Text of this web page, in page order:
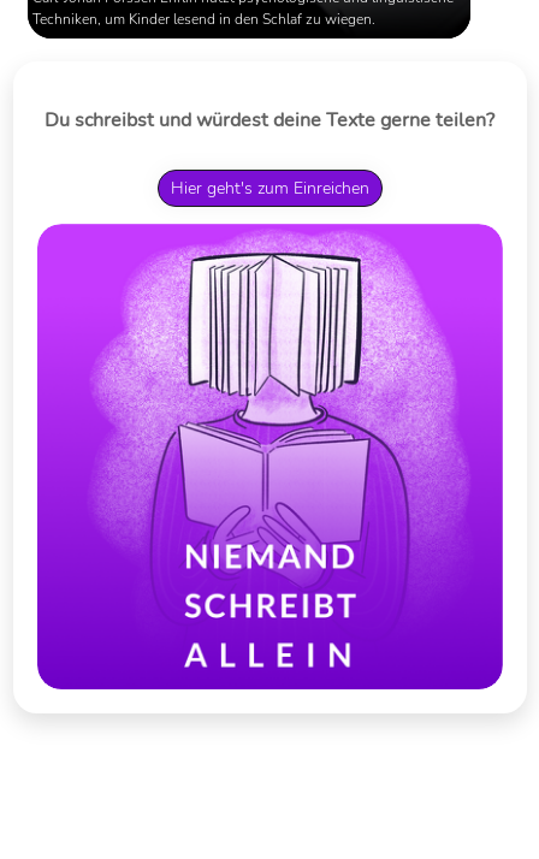
Techniken, um Kinder lesend in den Schlaf zu wiegen.
Du schreibst und würdest deine Texte gerne teilen?
Hier geht's zum Einreichen